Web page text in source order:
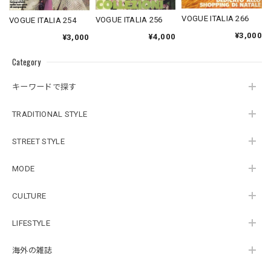
Category
キーワードで探す
TRADITIONAL STYLE
STREET STYLE
MODE
CULTURE
LIFESTYLE
海外の雑誌
VOGUE ITALIA 254
¥3,000
VOGUE ITALIA 256
¥4,000
VOGUE ITALIA 266
¥3,000